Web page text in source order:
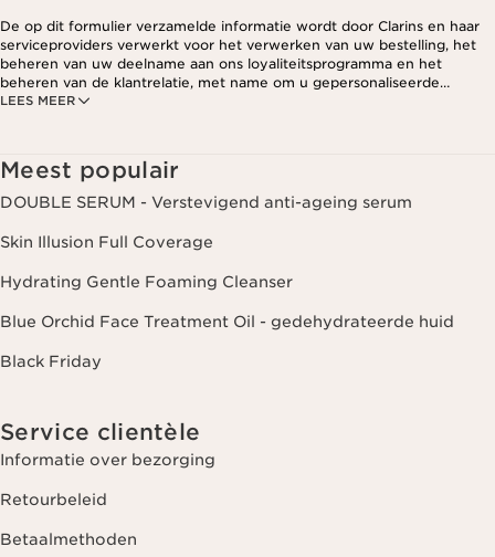
LEES MEER
De op dit formulier verzamelde informatie wordt door Clarins en haar
serviceproviders verwerkt voor het verwerken van uw bestelling, het
beheren van uw deelname aan ons loyaliteitsprogramma en het
beheren van de klantrelatie, met name om u gepersonaliseerde
aanbiedingen te kunnen sturen op basis van uw eerdere aankopen en
Meest populair
DOUBLE SERUM - Verstevigend anti-ageing serum
Skin Illusion Full Coverage
Hydrating Gentle Foaming Cleanser
Blue Orchid Face Treatment Oil - gedehydrateerde huid
Black Friday
Service clientèle
Informatie over bezorging
Retourbeleid
Betaalmethoden